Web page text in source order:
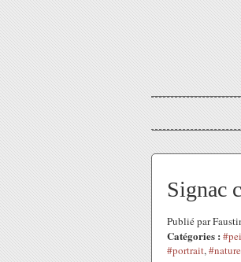
Signac
Publié par
Catégories :
#portrait,